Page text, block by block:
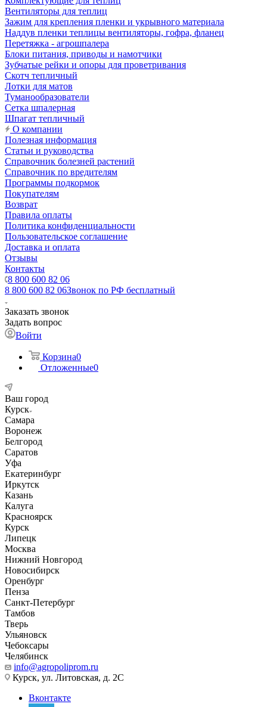
Вентиляторы для теплиц
Зажим для крепления пленки и укрывного материала
Наддув пленки теплицы вентиляторы, гофра, фланец
Перетяжка - агрошпалера
Блоки питания, приводы и намотчики
Зубчатые рейки и опоры для проветривания
Скотч тепличный
Лотки для матов
Туманообразователи
Сетка шпалерная
Шпагат тепличный
О компании
Полезная информация
Статьи и руководства
Справочник болезней растений
Справочник по вредителям
Программы подкормок
Покупателям
Возврат
Правила оплаты
Политика конфиденциальности
Пользовательское соглашение
Доставка и оплата
Отзывы
Контакты
8 800 600 82 06
8 800 600 82 06Звонок по РФ бесплатный
Заказать звонок
Задать вопрос
Войти
Корзина0
Отложенные0
Ваш город
Курск
Самара
Воронеж
Белгород
Саратов
Уфа
Екатеринбург
Иркутск
Казань
Калуга
Красноярск
Курск
Липецк
Москва
Нижний Новгород
Новосибирск
Оренбург
Пенза
Санкт-Петербург
Тамбов
Тверь
Ульяновск
Чебоксары
Челябинск
info@agropoliprom.ru
Курск, ул. Литовская, д. 2С
Вконтакте